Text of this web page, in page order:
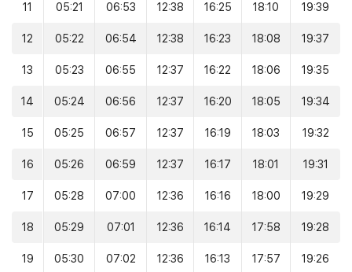
11 05:21 06:53 12:38 16:25 18:10 19:39
12 05:22 06:54 12:38 16:23 18:08 19:37
13 05:23 06:55 12:37 16:22 18:06 19:35
14 05:24 06:56 12:37 16:20 18:05 19:34
15 05:25 06:57 12:37 16:19 18:03 19:32
16 05:26 06:59 12:37 16:17 18:01 19:31
17 05:28 07:00 12:36 16:16 18:00 19:29
18 05:29 07:01 12:36 16:14 17:58 19:28
19 05:30 07:02 12:36 16:13 17:57 19:26